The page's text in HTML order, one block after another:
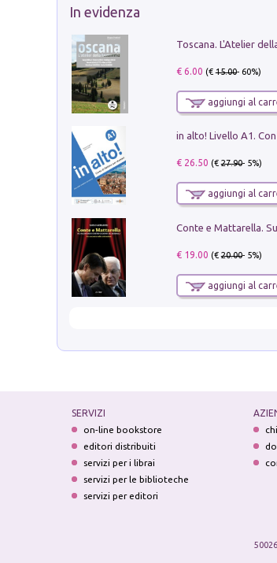
In evidenza
Toscana. L'Atelier
€ 6.00 (€15.00- 60%)
aggiungi al
€ 26.50 (€27.90- 5%)
aggiungi al
€ 19.00 (€20.00- 5%)
aggiungi al
SERVIZI
on-line bookstore
editori distribuiti
servizi per i librai
servizi per le biblioteche
servizi per editori